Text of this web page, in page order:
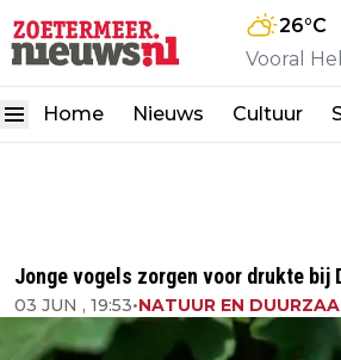
26°C
Vooral
Home Nieuws Cultuur
Jonge vogels zorgen voor drukte bij
03 JUN , 19:53•NATUUR EN